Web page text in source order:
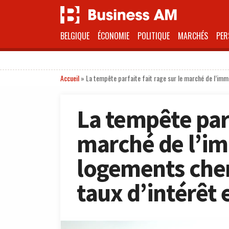
BELGIQUE ÉCONOMIE POLITIQUE MARCHÉS
Accueil» La tempête parfaite fait rage sur le marché de
La tempête
marché de
logements
taux d’intérêt